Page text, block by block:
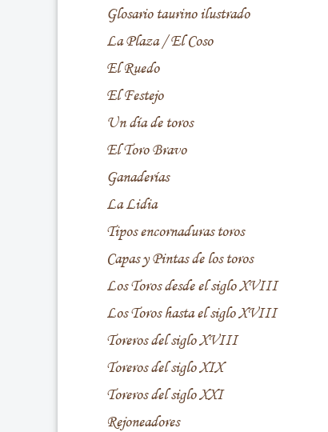
Glosario taurino ilustrado
La Plaza / El Coso
El Ruedo
El Festejo
Un día de toros
El Toro Bravo
Ganaderías
La Lidia
Tipos encornaduras toros
Capas y Pintas de los toros
Los Toros desde el siglo XVIII
Los Toros hasta el siglo XVIII
Toreros del siglo XVIII
Toreros del siglo XIX
Toreros del siglo XXI
Rejoneadores